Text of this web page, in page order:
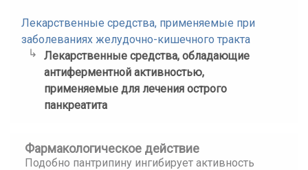
Лекарственные средства, применяемые при
заболеваниях желудочно-кишечного тракта
Лекарственные средства, обладающие
антиферментной активностью,
применяемые для лечения острого
панкреатита
Фармакологическое действие
Подобно пантрипину ингибирует активность